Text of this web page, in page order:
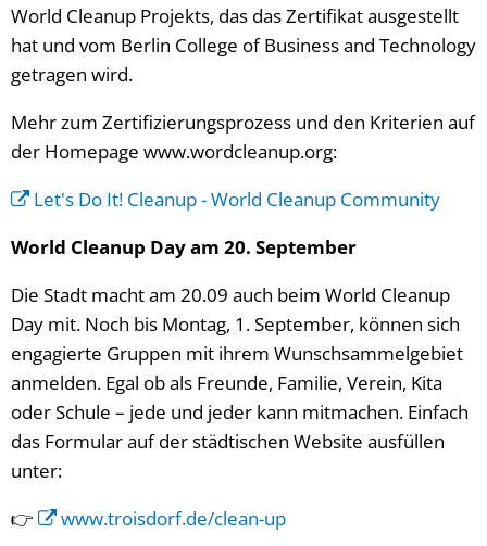
World Cleanup Projekts, das das Zertifikat ausgestellt
hat und vom Berlin College of Business and Technology
getragen wird.
Mehr zum Zertifizierungsprozess und den Kriterien auf
der Homepage www.wordcleanup.org:
Let's Do It! Cleanup - World Cleanup Community
World Cleanup Day am 20. September
Die Stadt macht am 20.09 auch beim World Cleanup
Day mit. Noch bis Montag, 1. September, können sich
engagierte Gruppen mit ihrem Wunschsammelgebiet
anmelden. Egal ob als Freunde, Familie, Verein, Kita
oder Schule – jede und jeder kann mitmachen. Einfach
das Formular auf der städtischen Website ausfüllen
unter:
👉
www.troisdorf.de/clean-up